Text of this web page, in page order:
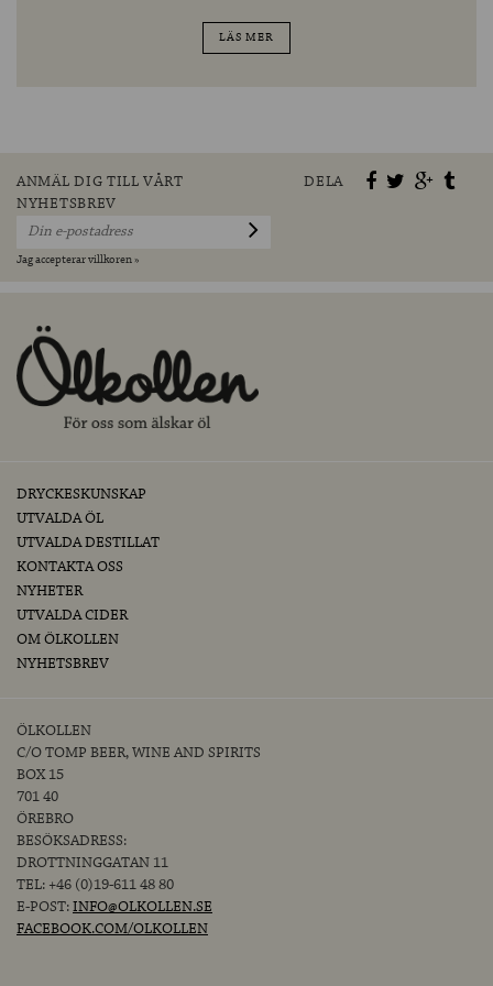
LÄS MER
ANMÄL DIG TILL VÅRT
NYHETSBREV
Jag accepterar villkoren »
DELA
DRYCKESKUNSKAP
UTVALDA ÖL
UTVALDA DESTILLAT
KONTAKTA OSS
NYHETER
UTVALDA CIDER
OM ÖLKOLLEN
NYHETSBREV
ÖLKOLLEN
C/O TOMP BEER, WINE AND SPIRITS
BOX 15
701 40
ÖREBRO
BESÖKSADRESS:
DROTTNINGGATAN 11
TEL: +46 (0)19-611 48 80
E-POST:INFO@OLKOLLEN.SE
FACEBOOK.COM/OLKOLLEN